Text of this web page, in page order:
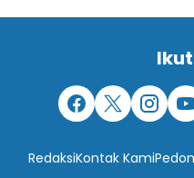
RedaksiKontak Kami